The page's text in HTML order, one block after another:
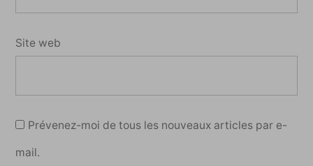
Site web
Prévenez-moi de tous les nouveaux articles par e-
mail.